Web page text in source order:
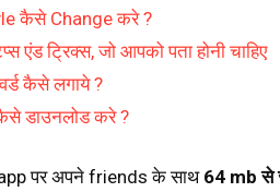
कैसे Change करे ?
एंड ट्रिक्स, जो आपको पता होनी चाहिए
कैसे लगाये ?
डाउनलोड करे ?
पर अपने friends के साथ 64 mb से